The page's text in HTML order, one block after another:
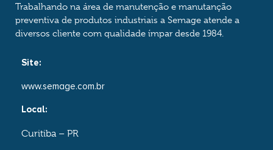
Trabalhando na área de manutenção e manutanção
preventiva de produtos industriais a Semage atende a
diversos cliente com qualidade ímpar desde 1984.
Site:
www.semage.com.br
Local:
Curitiba – PR